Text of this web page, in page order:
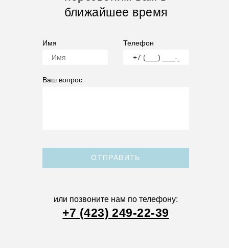
ближайшее время
Имя Телефон
Ваш вопрос
ОТПРАВИТЬ
или позвоните нам по телефону:
+7 (423) 249-22-39